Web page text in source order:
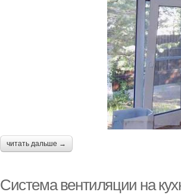
читать дальше →
Система вентиляции на